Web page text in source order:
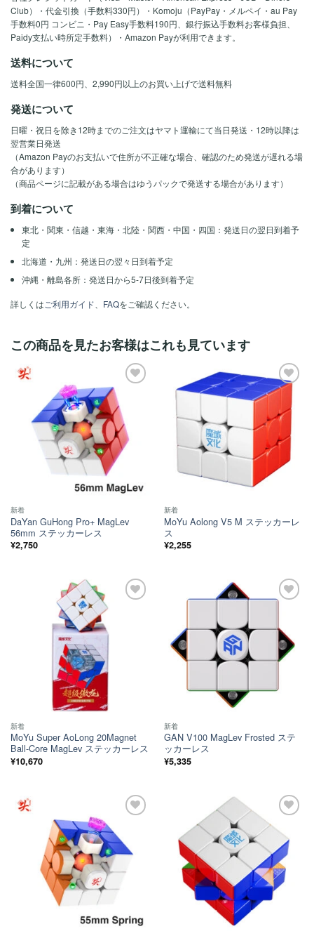
Club）・代金引換（手数料330円）・Komoju（PayPay・メルペイ・au Pay
手数料0円 コンビニ・Pay Easy手数料190円、銀行振込手数料お客様負担、
Paidy支払い時所定手数料）・Amazon Payが利用できます。
送料について
送料全国一律600円、2,990円以上のお買い上げで送料無料
発送について
日曜・祝日を除き12時までのご注文はヤマト運輸にて当日発送・12時以降は
翌営業日発送
（Amazon Payのお支払いで住所が不正確な場合、確認のため発送が遅れる場
合があります）
（商品ページに記載がある場合はゆうパックで発送する場合があります）
到着について
東北・関東・信越・東海・北陸・関西・中国・四国：発送日の翌日到着予
定
北海道・九州：発送日の翌々日到着予定
沖縄・離島各所：発送日から5-7日後到着予定
詳しくはご利用ガイド FAQをご確認ください。
この商品を見たお客様はこれも見ています
新着
DaYan GuHong Pro+ MagLev
56mm ステッカーレス
¥2,750
ほし
い！
新着
MoYu Aolong V5 M ステッカーレ
ス
¥2,255
新着
MoYu Super AoLong 20Magnet
Ball-Core MagLev ステッカーレス
¥10,670
新着
GAN V100 MagLev Frosted ステ
ッカーレス
¥5,335
い！